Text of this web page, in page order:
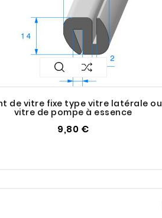
de vitre fixe type vitre latérale ou
vitre de pompe à essence
9,80 €